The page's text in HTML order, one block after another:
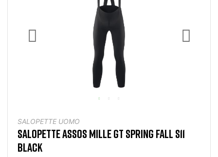
SALOPETTE UOMO
SALOPETTE ASSOS MILLE GT SPRING FALL S11
BLACK